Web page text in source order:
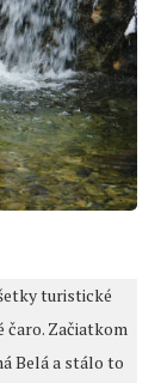
turistické
čaro. Začiatkom
Belá a stálo to